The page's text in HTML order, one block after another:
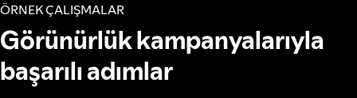
ÖRNEK ÇALIŞMALAR
Görünürlük kampanyalarıyla
başarılı adımlar